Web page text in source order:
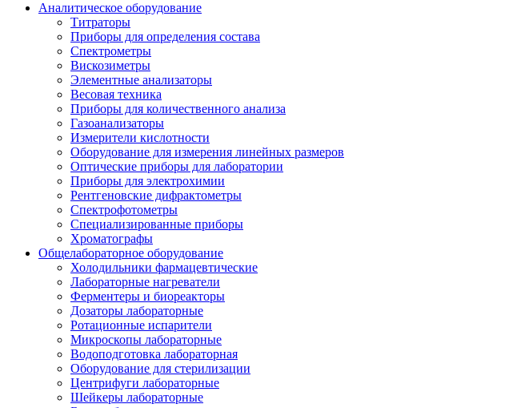
Аналитическое оборудование
Титраторы
Приборы для определения состава
Спектрометры
Вискозиметры
Элементные анализаторы
Весовая техника
Приборы для количественного анализа
Газоанализаторы
Измерители кислотности
Оборудование для измерения линейных размеров
Оптические приборы для лаборатории
Приборы для электрохимии
Рентгеновские дифрактометры
Спектрофотометры
Специализированные приборы
Хроматографы
Общелабораторное оборудование
Холодильники фармацевтические
Лабораторные нагреватели
Ферментеры и биореакторы
Дозаторы лабораторные
Ротационные испарители
Микроскопы лабораторные
Водоподготовка лабораторная
Оборудование для стерилизации
Центрифуги лабораторные
Шейкеры лабораторные